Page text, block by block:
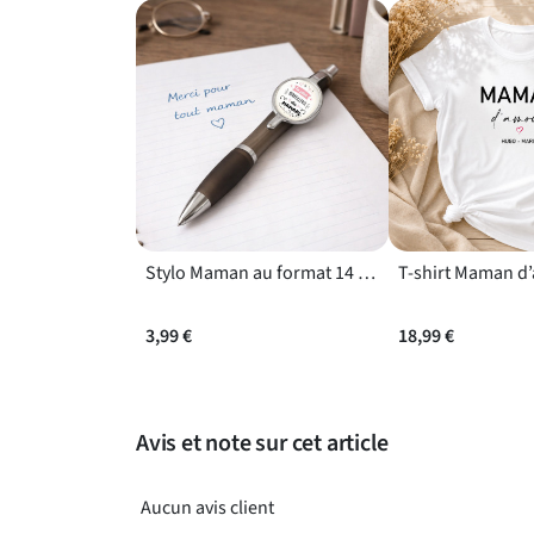
cherchez une idée pleine d’affection, découvrez
Un cadeau symbolique qui accompagne chaque
Offrir ce porte-clés, c’est choisir un objet à
retrouvera ce message positif qui lui est
et son visuel recto verso, ce modèle est une
occasion.
Stylo Maman au format 14 cm avec prise en main ergonomique
3,99 € 18,99 €
Avis et note sur cet article
Aucun avis client